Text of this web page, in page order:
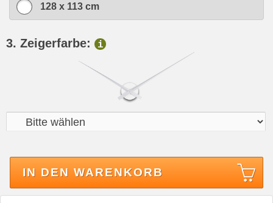
128 x 113 cm
3. Zeigerfarbe: i
IN DEN WARENKORB